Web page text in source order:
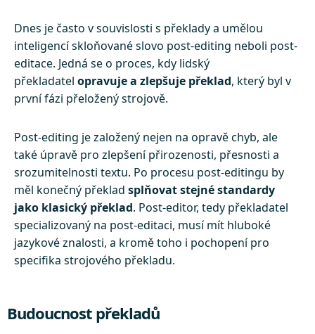
Dnes je často v souvislosti s překlady a umělou
inteligencí skloňované slovo post-editing neboli post-
editace. Jedná se o proces, kdy lidský
překladatel opravuje a zlepšuje překlad, který byl v
první fázi přeložený strojově.
Post-editing je založený nejen na opravě chyb, ale
také úpravě pro zlepšení přirozenosti, přesnosti a
srozumitelnosti textu. Po procesu post-editingu by
měl konečný překlad splňovat stejné standardy
jako klasický překlad. Post-editor, tedy překladatel
specializovaný na post-editaci, musí mít hluboké
jazykové znalosti, a kromě toho i pochopení pro
specifika strojového překladu.
Budoucnost překladů